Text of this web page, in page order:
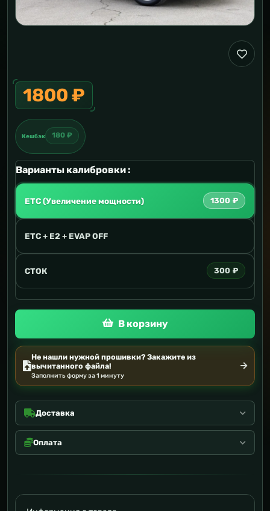
1800 ₽
Кешбэк 180 ₽
Варианты калибровки :
ETC (Увеличение мощности) 1300 ₽
ETC + E2 + EVAP OFF
СТОК 300 ₽
В корзину
Не нашли нужной прошивки? Закажите из
вычитанного файла!
Заполнить форму за 1 минуту
Доставка
Оплата